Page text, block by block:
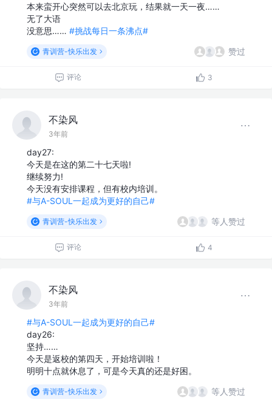
本来蛮开心突然可以去北京玩，结果就一天一夜……
无了大语
没意思…… #挑战每日一条沸点#
青训营-快乐出发 赞过
评论 3
不染风
3年前
day27:
今天是在这的第二十七天啦!
继续努力!
今天没有安排课程，但有校内培训。
#与A-SOUL一起成为更好的自己#
青训营-快乐出发 等人赞过
评论 4
不染风
3年前
#与A-SOUL一起成为更好的自己#
day26:
坚持……
今天是返校的第四天，开始培训啦！
明明十点就休息了，可是今天真的还是好困。
青训营-快乐出发 等人赞过